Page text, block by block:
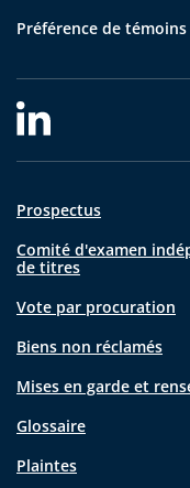
Préférence de témoins
Prospectus
Comité d'examen
de titres
Vote par procuration
Biens non réclamés
Mises en garde et
Glossaire
Plaintes